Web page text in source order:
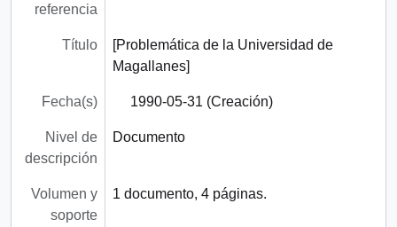
referencia
Título
[Problemática de la Universidad de
Magallanes]
Fecha(s) 1990-05-31 (Creación)
Nivel de
descripción
Documento
Volumen y
soporte
1 documento, 4 páginas.